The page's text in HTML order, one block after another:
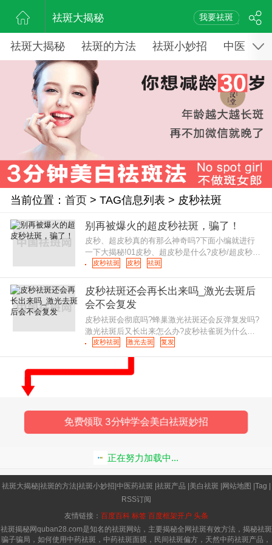
祛斑大揭秘 我要祛斑
祛斑大揭秘 祛斑的方法 祛斑小妙招 中医药祛
当前位置： 首页> TAG信息列表 > 皮秒祛斑
别再被爆火的超皮秒祛斑，骗了！
皮秒、超皮秒真的有那么神奇吗?下面小编就进行
一下大揭秘!01皮秒、超皮秒是什么?皮秒/超皮秒这
类应该说是光电类的美白方法中的一类吧，价格也
是比较高的。一般我们说的「皮
皮秒祛斑 皮秒 祛斑
皮秒祛斑还会再长出来吗_激光去斑后
会不会复发
皮秒祛斑会彻底吗?蜂巢激光祛斑还会反弹复发吗?
激光祛斑后又长出来怎么办?皮秒祛雀斑为什么还
长呀?蜂巢激光治疗雀斑比Q激光效果好吗?皮秒做
皮秒祛斑 激光去斑 复发
免费领取 3分钟学会美白祛斑妙招
正在努力加载中...
祛斑大揭秘| 祛斑的方法 祛斑小妙招 中医药祛斑 祛斑产品 美白祛斑 网站地图 Tag
RSS订阅
友情链接： 百度百科 标签 百度框架开户 头条
祛斑揭秘网quban28.com是知名的祛斑网站，主要揭秘全网祛斑有效方法，揭秘祛斑
骗子骗局，如何使用中药祛斑，中药祛斑面膜，民间祛斑偏方，天然中药祛斑产品，